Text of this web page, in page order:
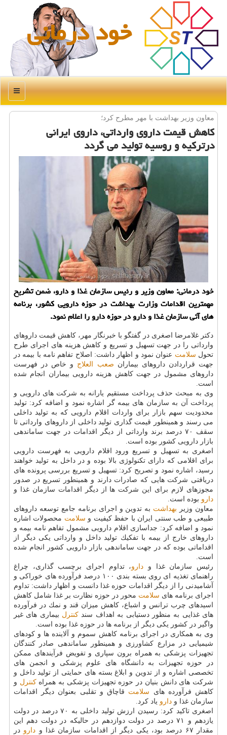
خود درمانی
منو
معاون وزیر بهداشت با مهر مطرح كرد؛
كاهش قیمت داروی وارداتی، داروی ایرانی
درتركیه و روسیه تولید می گردد
خود درمانی: معاون وزیر و رئیس سازمان غذا و دارو، ضمن تشریح
مهمترین اقدامات وزارت بهداشت در حوزه دارویی كشور، برنامه
های آتی سازمان غذا و دارو در حوزه دارو را اعلام نمود.
دكتر غلامرضا اصغری در گفتگو با خبرنگار مهر، كاهش قیمت داروهای
وارداتی را در جهت تسهیل و تسریع و كاهش هزینه های اجرای طرح
تحول سلامت عنوان نمود و اظهار داشت: اصلاح تفاهم نامه با بیمه در
جهت قراردادن داروهای بیماران صعب العلاج و خاص در فهرست
داروهای مشمول در جهت كاهش هزینه دارویی بیماران انجام شده
است.
وی به مبحث حذف پرداخت مستقیم یارانه به شركت های دارویی و
پرداخت آن به سازمان های بیمه گر اشاره نمود و اضافه كرد: تولید
محدودیت سهم بازار برای واردات اقلام دارویی كه به تولید داخلی
می رسند و همینطور قیمت گذاری تولید داخلی از داروهای وارداتی تا
سقف ۷۰ درصد برند وارداتی از دیگر اقدامات در جهت ساماندهی
بازار دارویی كشور بوده است.
اصغری به تسهیل و تسریع ورود اقلام دارویی به فهرست دارویی
برای اقلامی كه دارای تكنولوژی بالا بوده و در داخل به تولید خواهند
رسید، اشاره نمود و تصریح كرد: تسهیل و تسریع بررسی پرونده های
دریافتی شركت هایی كه صادرات دارند و همینطور تسریع در صدور
مجوزهای لازم برای این شركت ها از دیگر اقدامات سازمان غذا و
دارو بوده است.
معاون وزیر بهداشت به تدوین و اجرای برنامه جامع توسعه داروهای
طبیعی و طب سنتی ایران با حفظ كیفیت و سلامت محصولات اشاره
نمود و اضافه كرد: جداسازی اقلام دارویی مشمول تفاهم نامه بیمه و
داروهای خارج از بیمه با تفكیك تولید داخل و وارداتی یكی دیگر از
اقداماتی بوده كه در جهت ساماندهی بازار دارویی كشور انجام شده
است.
رئیس سازمان غذا و دارو، تداوم اجرای برچسب گذاری، چراغ
راهنمای تغذیه ای روی بسته بندی ۱۰۰ درصد فرآورده های خوراكی و
آشامیدنی را از دیگر اقدامات حوزه غذا دانست و اظهار داشت: تداوم
اجرای برنامه های سلامت محور در حوزه نظارت بر غذا شامل كاهش
اسیدهای چرب ترانس و اشباع، كاهش میزان قند و نمك در فرآورده
های غذایی به منظور دستیابی به اهداف سند كنترل بیماری های غیر
واگیر در كشور یكی دیگر از برنامه ها در حوزه غذا بوده است.
وی به همكاری در اجرای برنامه كاهش سموم و آلاینده ها و كودهای
شیمیایی در مزارع كشاورزی و همینطور ساماندهی صادر كنندگان
تجهیزات پزشكی به همراه برون سپاری و تفویض فرآیندهای ممكن
در حوزه تجهیزات به دانشگاه های علوم پزشكی و انجمن های
تخصصی اشاره و از تدوین و ابلاغ بسته های حمایتی از تولید داخل و
شركت های دانش بنیان در حوزه تجهیزات پزشكی به همراهكنترل و
كاهش فرآورده های سلامت قاچاق و تقلبی بعنوان دیگر اقدامات
سازمان غذا و دارو یاد كرد.
اصغری تاكید كرد: رسیدن ارزش تولید داخلی به ۷۰ درصد در دولت
یازدهم و ۷۱ درصد در دولت دوازدهم در حالیكه در دولت دهم این
مقدار ۶۷ درصد بود، یكی دیگر از اقدامات سازمان غذا و
دارو در